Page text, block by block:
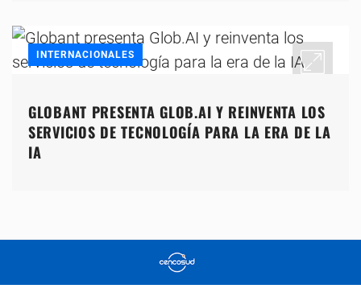
INTERNACIONALES
GLOBANT PRESENTA GLOB.AI Y REINVENTA LOS
SERVICIOS DE TECNOLOGÍA PARA LA ERA DE LA
IA